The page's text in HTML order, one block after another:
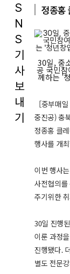
S
N
S
기
사
보
내
기
정종홍
30일, 중
공 국민
께하는 '
［중부매
중진공) 충
정종홍 클
행사를 개
이번 행사
사전협의를
주기위한
30일 진행
이룬 과정
진행됐다.
별도 전문